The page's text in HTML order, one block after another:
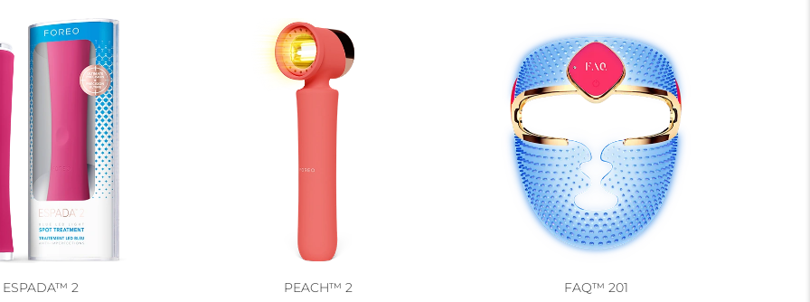
ESPADA™ 2
PEACH™ 2
FAQ™ 201